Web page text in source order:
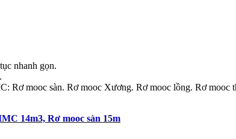
nhanh gọn.
Rơ mooc sàn. Rơ mooc Xương. Rơ mooc lồng. Rơ
14m3, Rơ mooc sàn 15m